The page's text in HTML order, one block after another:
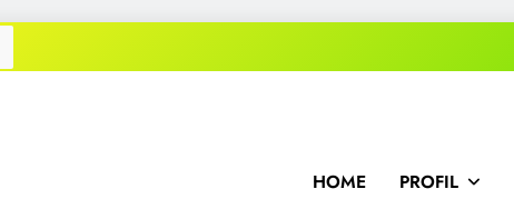
HOME PROFIL